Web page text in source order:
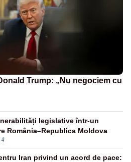
Trump: „Nu negociem cu
legislative într-un
România–Republica Moldova
Iran privind un acord de pace: